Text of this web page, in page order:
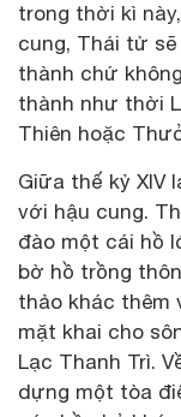
trong thời kì
cung, Thái tử
thành chứ
thành như thời
Thiên hoặc
Giữa thế kỷ XIV
với hậu cung.
đào một cái hồ
bờ hồ trồng
thảo khác thêm
mặt khai cho
Lạc Thanh Trì.
dựng một tòa